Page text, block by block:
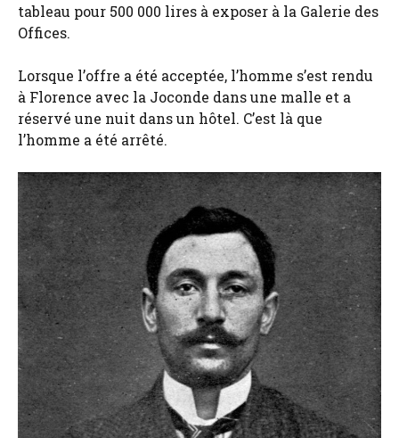
tableau pour 500 000 lires à exposer à la Galerie des
Offices.
Lorsque l’offre a été acceptée, l’homme s’est rendu
à Florence avec la Joconde dans une malle et a
réservé une nuit dans un hôtel. C’est là que
l’homme a été arrêté.